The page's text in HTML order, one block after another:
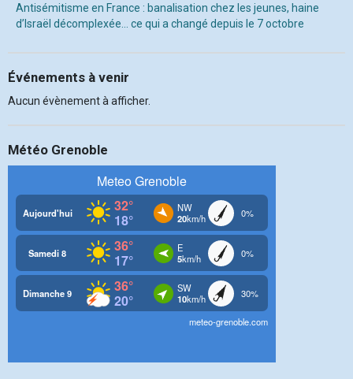
Antisémitisme en France : banalisation chez les jeunes, haine
d’Israël décomplexée… ce qui a changé depuis le 7 octobre
Événements à venir
Aucun évènement à afficher.
Météo Grenoble